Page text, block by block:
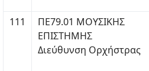
111
ΠΕ79.01 ΜΟΥΣΙΚΗΣ
ΕΠΙΣΤΗΜΗΣ
Διεύθυνση Ορχήστρας